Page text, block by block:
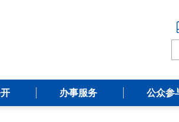
办事服务 公众参